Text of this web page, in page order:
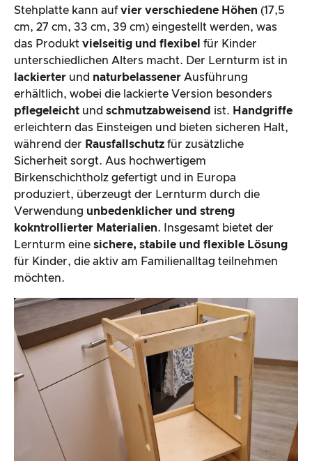
Stehplatte kann aufvier verschiedene Höhen (17,5
cm, 27 cm, 33 cm, 39 cm) eingestellt werden, was
das Produkt vielseitig und flexibel für Kinder
unterschiedlichen Alters macht. Der Lernturm ist in
lackierter und naturbelassener Ausführung
erhältlich, wobei die lackierte Version besonders
pflegeleicht und schmutzabweisend ist. Handgriffe
erleichtern das Einsteigen und bieten sicheren Halt,
während der Rausfallschutz für zusätzliche
Sicherheit sorgt. Aus hochwertigem
Birkenschichtholz gefertigt und in Europa
produziert, überzeugt der Lernturm durch die
Verwendung unbedenklicher und streng
kokntrollierter Materialien. Insgesamt bietet der
Lernturm eine sichere, stabile und flexible Lösung
für Kinder, die aktiv am Familienalltag teilnehmen
möchten.